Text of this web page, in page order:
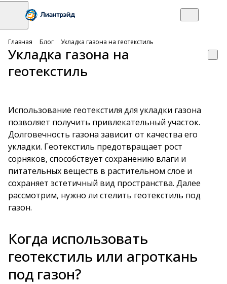
Главная Блог Укладка газона на геотекстиль
Укладка газона на
геотекстиль
Использование геотекстиля для укладки газона
позволяет получить привлекательный участок.
Долговечность газона зависит от качества его
укладки. Геотекстиль предотвращает рост
сорняков, способствует сохранению влаги и
питательных веществ в растительном слое и
сохраняет эстетичный вид пространства. Далее
рассмотрим, нужно ли стелить геотекстиль под
газон.
Когда использовать
геотекстиль или агроткань
под газон?